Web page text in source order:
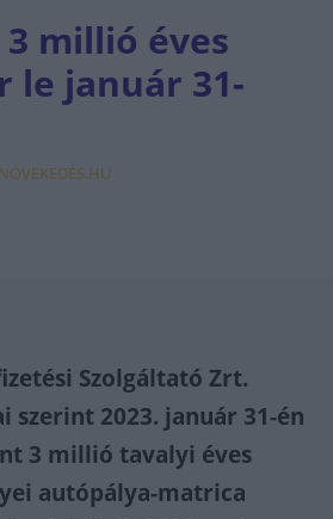
millió éves
le január 31-
NÖVEKEDÉS.HU
Szolgáltató Zrt.
szerint 2023. január 31-én
3 millió tavalyi éves
autópálya-matrica